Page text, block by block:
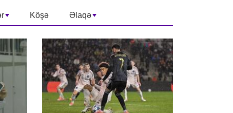
Köşə Əlaqə